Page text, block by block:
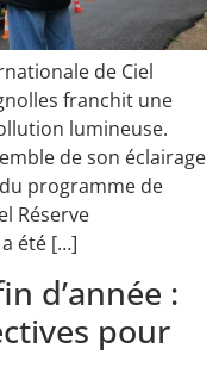
de Ciel
franchit une
lumineuse.
de son éclairage
programme de
Réserve
été […]
d’année :
pour